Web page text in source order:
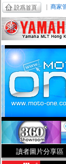
商家
讀者圖片分享區